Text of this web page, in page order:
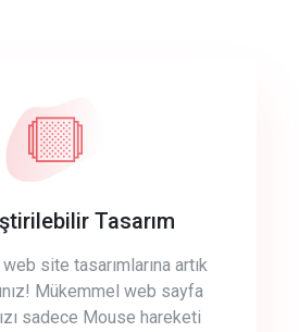
Tasarım
site tasarımlarına artık
Mükemmel web sayfa
sadece Mouse hareketi